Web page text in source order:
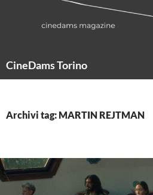
CineDams Torino
Archivi tag: MARTIN REJTMAN